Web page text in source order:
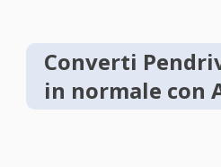
Converti
in normale con